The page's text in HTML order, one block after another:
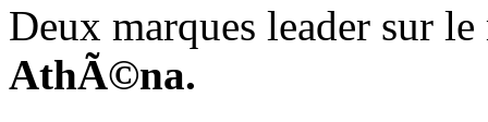
Deux marques leader sur
AthÃ©na.